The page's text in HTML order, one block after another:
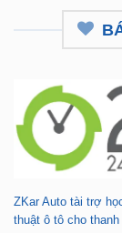
ZKar Auto tài trợ
thuật ô tô cho thanh